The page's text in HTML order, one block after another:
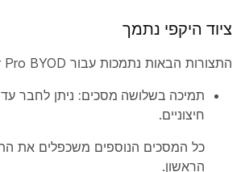
ציוד היקפי נתמך
התצורות הבאות נתמכות עבור Room Bar Pro BYOD:
תמיכה בשלושה מסכים: ניתן לחבר
חיצוניים.
כל המסכים הנוספים משכפלים את
הראשון.